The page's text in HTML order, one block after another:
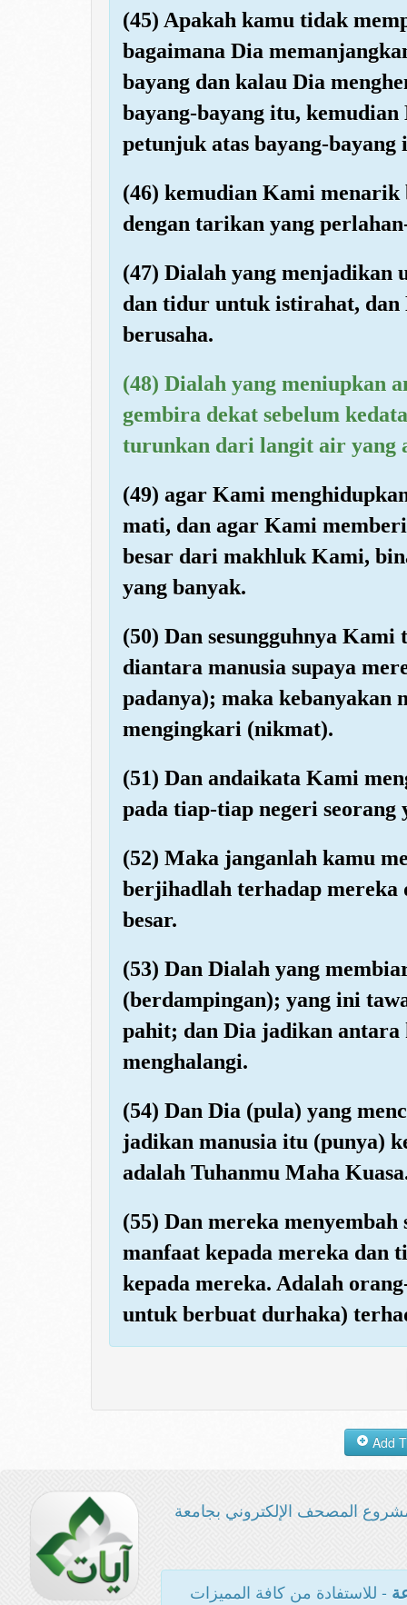
(45) Apakah kamu tidak
bagaimana Dia
bayang dan kalau Dia
bayang-bayang itu,
petunjuk atas bayang-bayang
(46) kemudian Kami menarik
dengan tarikan yang
(47) Dialah yang menjadikan
dan tidur untuk istirahat, dan
berusaha.
(48) Dialah yang meniupkan
gembira dekat sebelum
turunkan dari langit air yang
(49) agar Kami
mati, dan agar Kami
besar dari makhluk Kami,
yang banyak.
(50) Dan sesungguhnya
diantara manusia supaya
padanya); maka kebanyakan
mengingkari (nikmat).
(51) Dan andaikata Kami
pada tiap-tiap negeri
(52) Maka janganlah kamu
berjihadlah terhadap mereka
besar.
(53) Dan Dialah yang
(berdampingan); yang ini
pahit; dan Dia jadikan antara
menghalangi.
(54) Dan Dia (pula) yang
jadikan manusia itu (punya)
adalah Tuhanmu Maha
(55) Dan mereka
manfaat kepada mereka dan
kepada mereka. Adalah
untuk berbuat durhaka)
المصحف الإلكتروني بجامعة
- للاستفادة من كافة المميزات